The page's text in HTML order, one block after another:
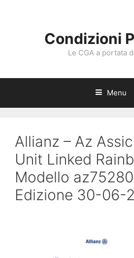
Condizioni
Le CGA a portata
Menu
Allianz – Az
Unit Linked
Modello
Edizione 30-06-